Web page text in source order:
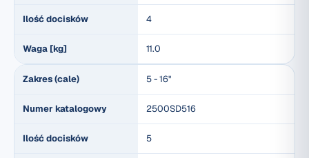
Ilość docisków 4
Waga [kg] 11.0
Zakres (cale) 5 - 16"
Numer katalogowy 2500SD516
Ilość docisków 5